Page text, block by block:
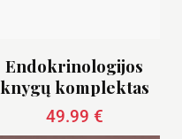
Endokrinologijos
knygų komplektas
49.99 €